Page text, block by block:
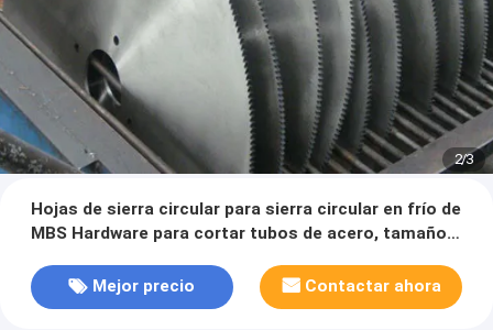
2/3
Hojas de sierra circular para sierra circular en frío de
MBS Hardware para cortar tubos de acero, tamaños
Mejor precio
Contactar ahora